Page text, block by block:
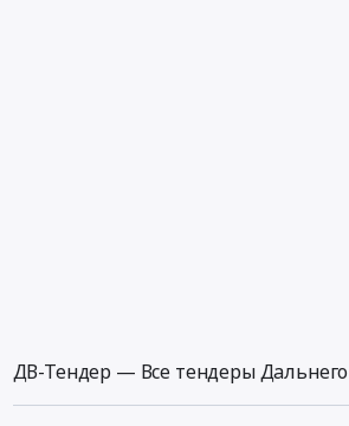
ДВ-Тендер — Все тендеры Дальнего